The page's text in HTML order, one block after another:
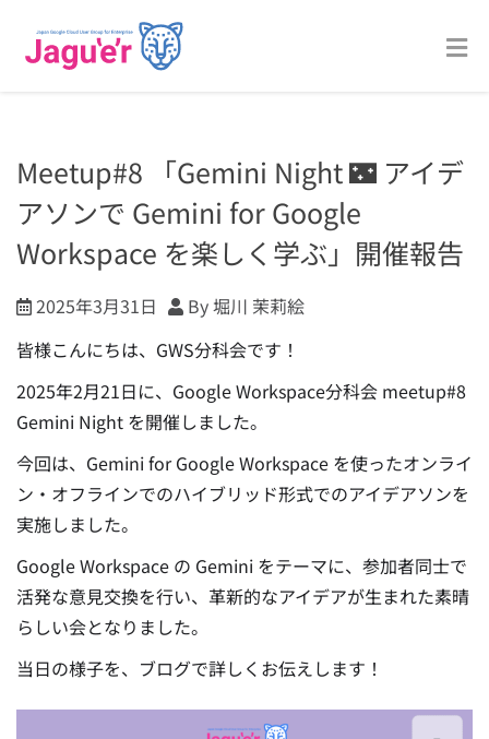
Meetup#8 「Gemini Night 🌃 アイデ
アソンで Gemini for Google
Workspace を楽しく学ぶ」開催報告
2025年3月31日
By 堀川 茉莉絵
皆様こんにちは、GWS分科会です！
2025年2月21日に、Google Workspace分科会 meetup#8
Gemini Night を開催しました。
今回は、Gemini for Google Workspace を使ったオンライ
ン・オフラインでのハイブリッド形式でのアイデアソンを
実施しました。
Google Workspace の Gemini をテーマに、参加者同士で
活発な意見交換を行い、革新的なアイデアが生まれた素晴
らしい会となりました。
当日の様子を、ブログで詳しくお伝えします！